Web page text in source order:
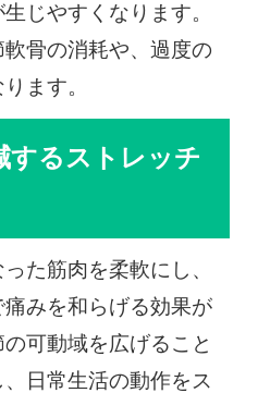
じやすくなります。
骨の消耗や、過度の
ます。
するストレッチ
た筋肉を柔軟にし、
みを和らげる効果が
可動域を広げること
日常生活の動作をス